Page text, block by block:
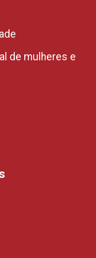
de mulheres e